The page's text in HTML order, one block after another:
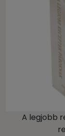
A legjobb